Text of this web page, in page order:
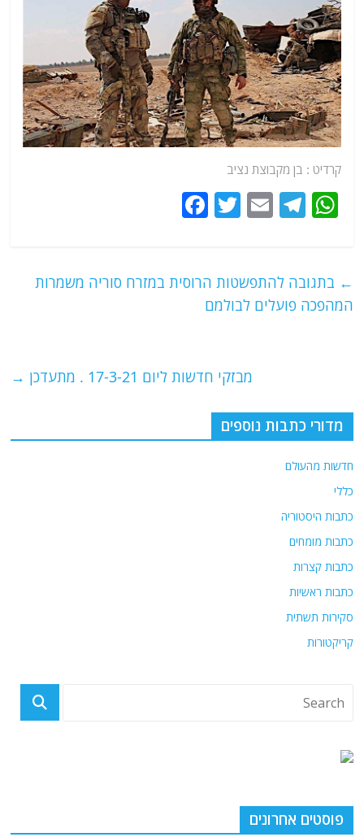
קרדיט : בן מקבוצת נציב
W
h
s
A
T
el
g
ra
E
m
l
T
w
er
e
k
← בתגובה להתפשטות הרוסית במזרח סוריה משמרות
המהפכה פועלים לבולמם
מבזקי חדשות ליום 17-3-21 . מתעדכן →
מדורי כתבות נוספים
חדשות מהעולם
כללי
כתבות היסטוריה
כתבות מומחים
כתבות קצרות
כתבות ראשיות
סקירות תשתית
קריקטורות
פוסטים אחרונים